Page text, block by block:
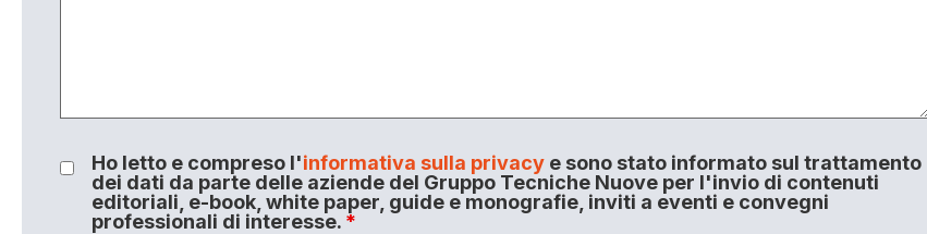
Ho letto e compreso l'informativa sulla privacye sono stato informato sul trattamento
dei dati da parte delle aziende del Gruppo Tecniche Nuove per l'invio di contenuti
editoriali, e-book, white paper, guide e monografie, inviti a eventi e convegni
professionali di interesse. *